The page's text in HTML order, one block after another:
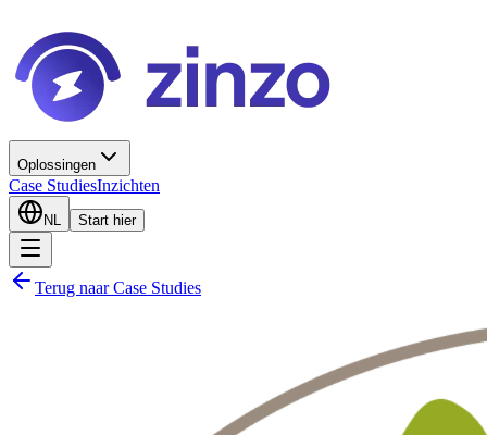
Oplossingen
Case StudiesInzichten
NL Start hier
Terug naar Case Studies